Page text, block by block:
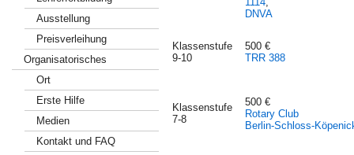
Ausstellung
Preisverleihung
Organisatorisches
Ort
Erste Hilfe
Medien
Kontakt und FAQ
DNVA
Klassenstufe
9-10
500 €
TRR 388
Klassenstufe
7-8
500 €
Rotary Club
Berlin-Schloss-